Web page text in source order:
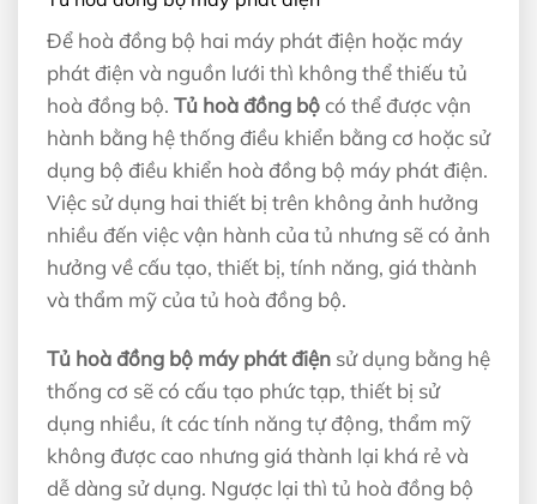
Để hoà đồng bộ hai máy phát điện hoặc máy
phát điện và nguồn lưới thì không thể thiếu tủ
hoà đồng bộ. Tủ hoà đồng bộcó thể được vận
hành bằng hệ thống điều khiển bằng cơ hoặc sử
dụng bộ điều khiển hoà đồng bộ máy phát điện.
Việc sử dụng hai thiết bị trên không ảnh hưởng
nhiều đến việc vận hành của tủ nhưng sẽ có ảnh
hưởng về cấu tạo, thiết bị, tính năng, giá thành
và thẩm mỹ của tủ hoà đồng bộ.
Tủ hoà đồng bộ máy phát điện sử dụng bằng hệ
thống cơ sẽ có cấu tạo phức tạp, thiết bị sử
dụng nhiều, ít các tính năng tự động, thẩm mỹ
không được cao nhưng giá thành lại khá rẻ và
dễ dàng sử dụng. Ngược lại thì tủ hoà đồng bộ